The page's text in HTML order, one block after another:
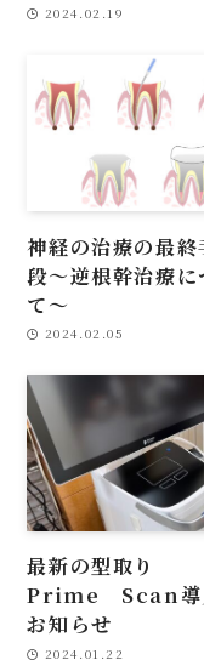
2024.02.19
神経の治療の最終
段〜逆根幹治療に
て〜
2024.02.05
最新の型取り
Prime Scan導
お知らせ
2024.01.22